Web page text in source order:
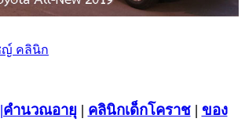
|คำนวณอายุ | คลินิกเด็กโคราช| ของ